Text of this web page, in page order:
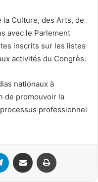
la Culture, des Arts, de
avec le Parlement
inscrits sur les listes
activités du Congrès.
nationaux à
de promouvoir la
professionnel
Telegram Partager par email